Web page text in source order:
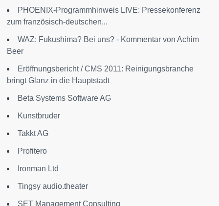
PHOENIX-Programmhinweis LIVE: Pressekonferenz
zum französisch-deutschen...
WAZ: Fukushima? Bei uns? - Kommentar von Achim
Beer
Eröffnungsbericht / CMS 2011: Reinigungsbranche
bringt Glanz in die Hauptstadt
Beta Systems Software AG
Kunstbruder
Takkt AG
Profitero
Ironman Ltd
Tingsy audio.theater
SET Management Consulting